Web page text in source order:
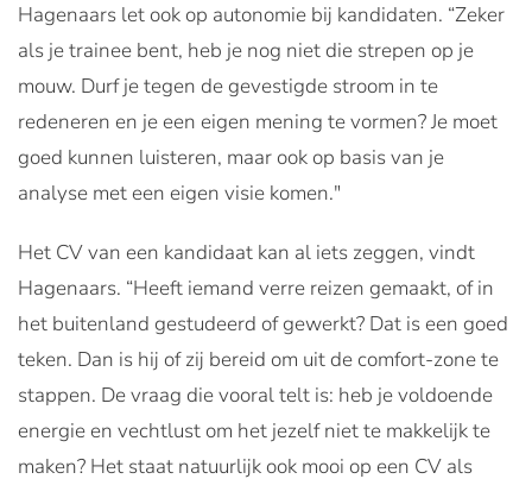
Hagenaars let ook op autonomie bij kandidaten. “Zeker
als je trainee bent, heb je nog niet die strepen op je
mouw. Durf je tegen de gevestigde stroom in te
redeneren en je een eigen mening te vormen? Je moet
goed kunnen luisteren, maar ook op basis van je
analyse met een eigen visie komen."
Het CV van een kandidaat kan al iets zeggen, vindt
Hagenaars. “Heeft iemand verre reizen gemaakt, of in
het buitenland gestudeerd of gewerkt? Dat is een goed
teken. Dan is hij of zij bereid om uit de comfort-zone te
stappen. De vraag die vooral telt is: heb je voldoende
energie en vechtlust om het jezelf niet te makkelijk te
maken? Het staat natuurlijk ook mooi op een CV als